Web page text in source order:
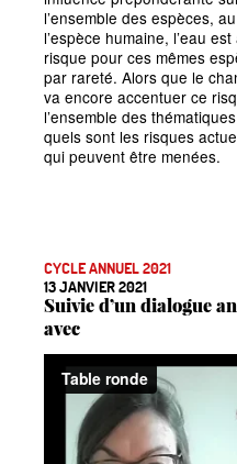
l’ensemble des espèces,
l’espèce humaine, l’eau
risque pour ces mêmes
par rareté. Alors que le
va encore accentuer ce
l’ensemble des
quels sont les risques
qui peuvent être menées.
CYCLE ANNUEL 2021
13 JANVIER 2021
Suivie d’un dialogue
avec